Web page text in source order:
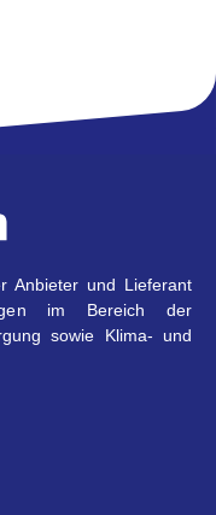
Anbieter und Lieferant
im Bereich der
sowie Klima- und